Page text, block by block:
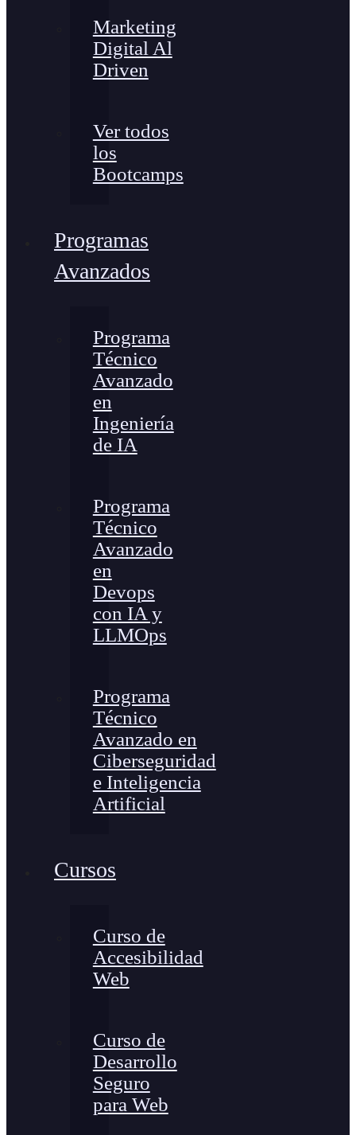
Marketing
Digital Al
Driven
Ver todos
los
Bootcamps
Programas
Avanzados
Programa
Técnico
Avanzado
en
Ingeniería
de IA
Programa
Técnico
Avanzado
en
Devops
con IA y
LLMOps
Programa
Técnico
Avanzado en
Ciberseguridad
e Inteligencia
Artificial
Cursos
Curso de
Accesibilidad
Web
Curso de
Desarrollo
Seguro
para Web